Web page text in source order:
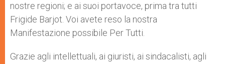
nostre regioni; e ai suoi portavoce, prima tra tutti
Frigide Barjot. Voi avete reso la nostra
Manifestazione possibile Per Tutti.
Grazie agli intellettuali, ai giuristi, ai sindacalisti, agli